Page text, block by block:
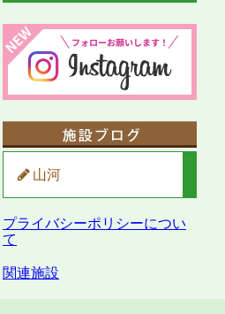
山河
プライバシーポリシーについ
て
関連施設